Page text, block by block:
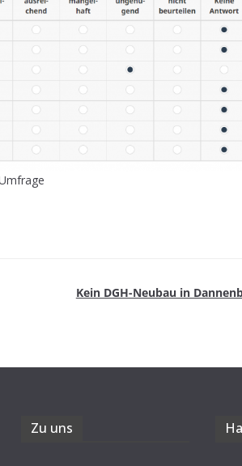
Kein DGH-Neu­bau in
Zu uns